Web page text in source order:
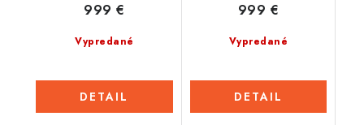
Vypredané
999 €
DETAIL
Vypredané
999 €
DETAIL